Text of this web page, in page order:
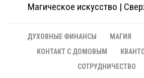
Магическое искусство |
ДУХОВНЫЕ ФИНАНСЫ МАГИЯ
КОНТАКТ С ДОМОВЫМ
СОТРУДНИЧЕСТВО